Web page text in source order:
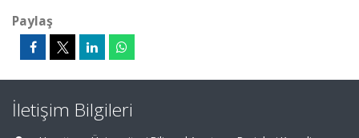
Paylaş
İletişim Bilgileri